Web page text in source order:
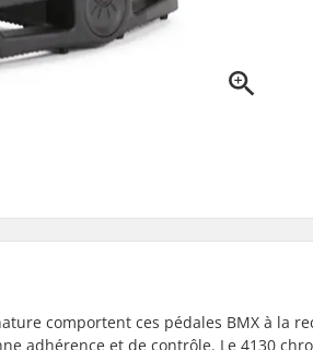
comportent ces pédales BMX à la
adhérence et de contrôle. Le 4130